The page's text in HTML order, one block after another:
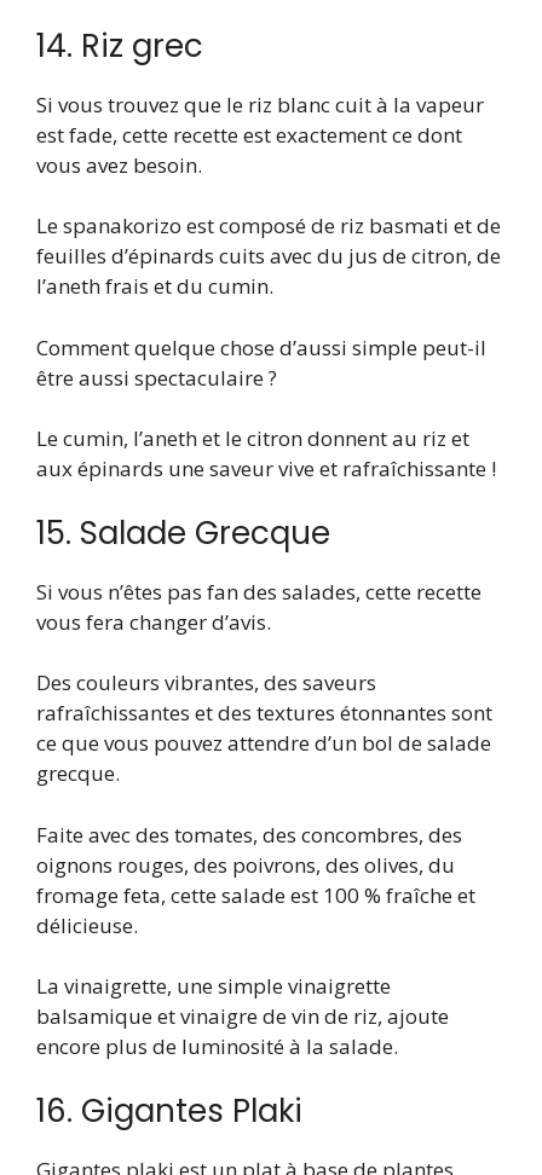
14. Riz grec
Si vous trouvez que le riz blanc cuit à la vapeur
est fade, cette recette est exactement ce dont
vous avez besoin.
Le spanakorizo ​​est composé de riz basmati et de
feuilles d’épinards cuits avec du jus de citron, de
l’aneth frais et du cumin.
Comment quelque chose d’aussi simple peut-il
être aussi spectaculaire ?
Le cumin, l’aneth et le citron donnent au riz et
aux épinards une saveur vive et rafraîchissante !
15. Salade Grecque
Si vous n’êtes pas fan des salades, cette recette
vous fera changer d’avis.
Des couleurs vibrantes, des saveurs
rafraîchissantes et des textures étonnantes sont
ce que vous pouvez attendre d’un bol de salade
grecque.
Faite avec des tomates, des concombres, des
oignons rouges, des poivrons, des olives, du
fromage feta, cette salade est 100 % fraîche et
délicieuse.
La vinaigrette, une simple vinaigrette
balsamique et vinaigre de vin de riz, ajoute
encore plus de luminosité à la salade.
16. Gigantes Plaki
Gigantes plaki est un plat à base de plantes